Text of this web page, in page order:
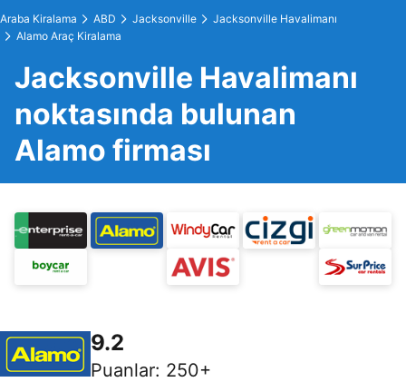
Araba Kiralama ABD Jacksonville
Jacksonville Havalimanı
Alamo Araç Kiralama
Jacksonville Havalimanı
noktasında bulunan
Alamo firması
9.2
Puanlar: 250+